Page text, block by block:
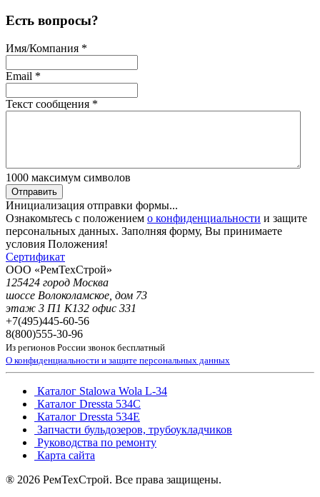
Есть вопросы?
Имя/Компания *
Email *
Текст сообщения *
1000 максимум символов
Отправить
Инициализация отправки формы...
Ознакомьтесь с положением о конфиденциальности и защите
персональных данных. Заполняя форму, Вы принимаете
условия Положения!
Сертификат
ООО «РемТехСтрой»
125424 город Москва
шоссе Волоколамское, дом 73
этаж 3 П1 К132 офис 331
+7(495)445-60-56
8(800)555-30-96
Из регионов России звонок бесплатный
О конфиденциальности и защите персональных данных
Каталог Stalowa Wola L-34
Каталог Dressta 534C
Каталог Dressta 534E
Запчасти бульдозеров, трубоукладчиков
Руководства по ремонту
Карта сайта
® 2026 РемТехСтрой. Все права защищены.